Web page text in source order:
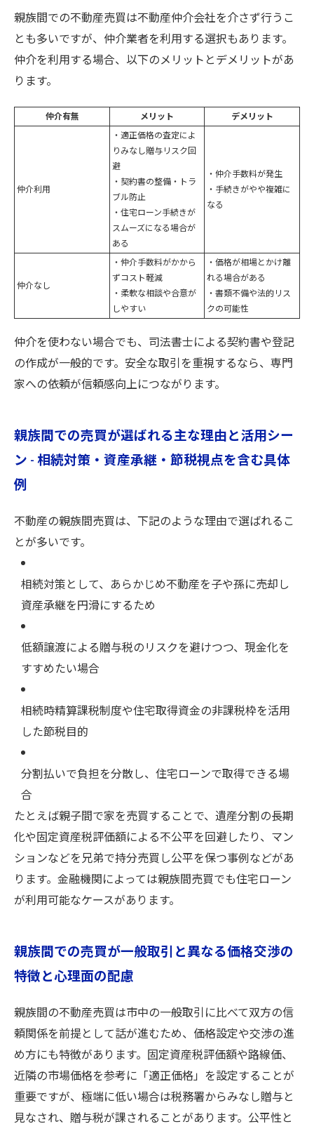
親族間での不動産売買は不動産仲介会社を介さず行うこ
とも多いですが、仲介業者を利用する選択もあります。
仲介を利用する場合、以下のメリットとデメリットがあ
ります。
仲介有無 メリット デメリット
仲介利用
・適正価格の査定によ
りみなし贈与リスク回
避
・契約書の整備・トラ
ブル防止
・住宅ローン手続きが
スムーズになる場合が
ある
・仲介手数料が発生
・手続きがやや複雑に
なる
仲介なし
・仲介手数料がかから
ずコスト軽減
・柔軟な相談や合意が
しやすい
・価格が相場とかけ離
れる場合がある
・書類不備や法的リス
クの可能性
仲介を使わない場合でも、司法書士による契約書や登記
の作成が一般的です。安全な取引を重視するなら、専門
家への依頼が信頼感向上につながります。
親族間での売買が選ばれる主な理由と活用シー
ン - 相続対策・資産承継・節税視点を含む具体
例
不動産の親族間売買は、下記のような理由で選ばれるこ
とが多いです。
相続対策として、あらかじめ不動産を子や孫に売却し
資産承継を円滑にするため
低額譲渡による贈与税のリスクを避けつつ、現金化を
すすめたい場合
相続時精算課税制度や住宅取得資金の非課税枠を活用
した節税目的
分割払いで負担を分散し、住宅ローンで取得できる場
合
たとえば親子間で家を売買することで、遺産分割の長期
化や固定資産税評価額による不公平を回避したり、マン
ションなどを兄弟で持分売買し公平を保つ事例などがあ
ります。金融機関によっては親族間売買でも住宅ローン
が利用可能なケースがあります。
親族間での売買が一般取引と異なる価格交渉の
特徴と心理面の配慮
親族間の不動産売買は市中の一般取引に比べて双方の信
頼関係を前提として話が進むため、価格設定や交渉の進
め方にも特徴があります。固定資産税評価額や路線価、
近隣の市場価格を参考に「適正価格」を設定することが
重要ですが、極端に低い場合は税務署からみなし贈与と
見なされ、贈与税が課されることがあります。公平性と